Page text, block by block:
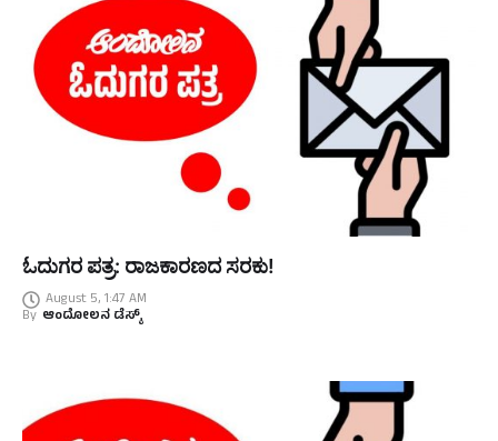
ಓದುಗರ ಪತ್ರ: ರಾಜಕಾರಣದ ಸರಕು!
August 5, 1:47 AM
By ಆಂದೋಲನ ಡೆಸ್ಕ್